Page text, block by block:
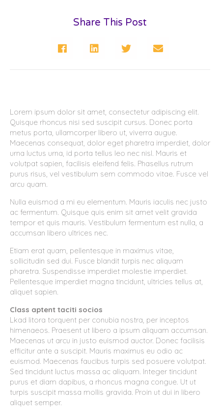
Share This Post
Lorem ipsum dolor sit amet, consectetur adipiscing elit.
Quisque rhoncus nisi sed suscipit cursus. Donec porta
metus porta, ullamcorper libero ut, viverra augue.
Maecenas consequat, dolor eget pharetra imperdiet, dolor
urna luctus urna, id porta tellus leo nec nisl. Mauris et
volutpat sapien, facilisis eleifend felis. Phasellus rutrum
purus risus, vel vestibulum sem commodo vitae. Fusce vel
arcu quam.
Nulla euismod a mi eu elementum. Mauris iaculis nec justo
ac fermentum. Quisque quis enim sit amet velit gravida
tempor et quis mauris. Vestibulum fermentum est nulla, a
accumsan libero ultrices nec.
Etiam erat quam, pellentesque in maximus vitae,
sollicitudin sed dui. Fusce blandit turpis nec aliquam
pharetra. Suspendisse imperdiet molestie imperdiet.
Pellentesque imperdiet magna tincidunt, ultricies tellus at,
aliquet sapien.
Class aptent taciti socios
Lkad litora torquent per conubia nostra, per inceptos
himenaeos. Praesent ut libero a ipsum aliquam accumsan.
Maecenas ut arcu in justo euismod auctor. Donec facilisis
efficitur ante a suscipit. Mauris maximus eu odio ac
euismod. Maecenas faucibus turpis sed posuere volutpat.
Sed tincidunt luctus massa ac aliquam. Integer tincidunt
purus et diam dapibus, a rhoncus magna congue. Ut ut
turpis suscipit massa mollis gravida. Proin ut dui in libero
aliquet semper.